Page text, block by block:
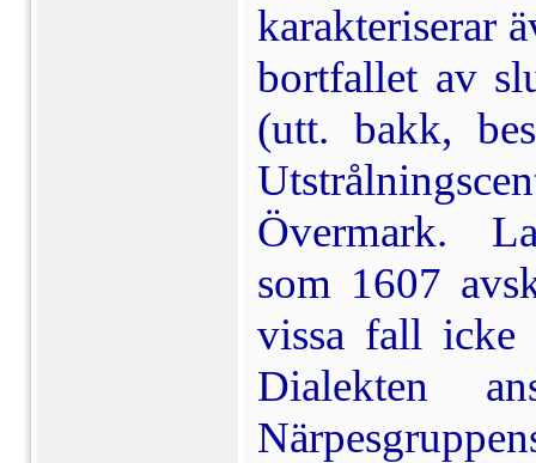
karakteriserar
bortfallet av
(utt. bakk,
Övermark.
som 1607
vissa fall icke
Dialekten